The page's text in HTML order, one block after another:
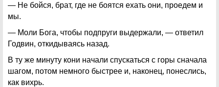
— Не бойся, брат, где не боятся ехать они, проедем и
мы.
— Моли Бога, чтобы подпруги выдержали, — ответил
Годвин, откидываясь назад.
В ту же минуту кони начали спускаться с горы сначала
шагом, потом немного быстрее и, наконец, понеслись,
как вихрь.